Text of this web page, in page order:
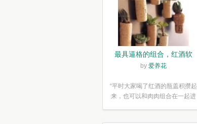
最具逼格的组合，红酒软
木塞diy多肉植物盆栽
by 爱养花
“平时大家喝了红酒的瓶盖积攒起
来，也可以和肉肉组合在一起进